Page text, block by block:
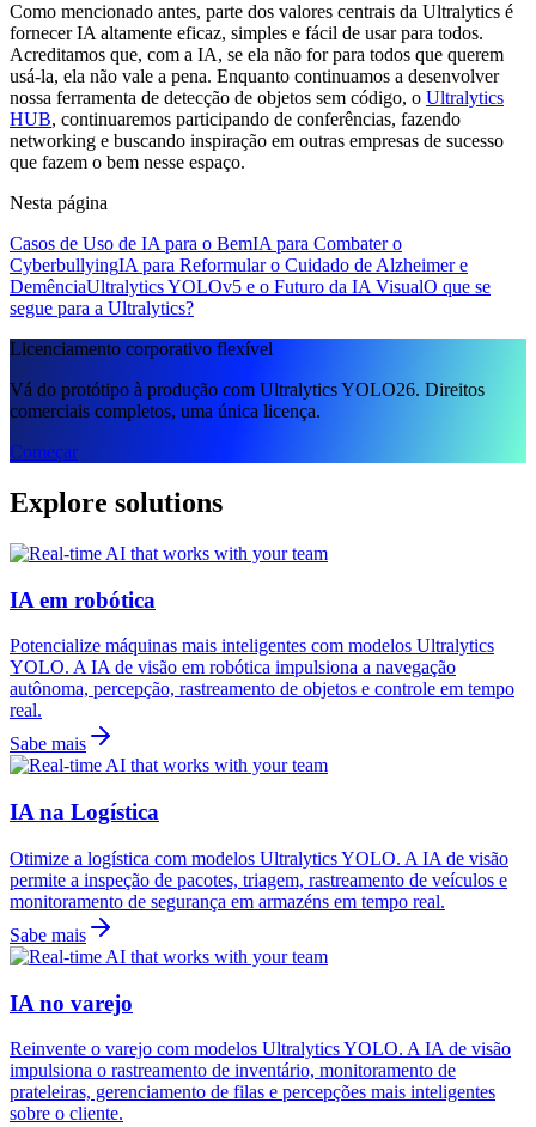
Como mencionado antes, parte dos valores centrais da Ultralytics é
fornecer IA altamente eficaz, simples e fácil de usar para todos.
Acreditamos que, com a IA, se ela não for para todos que querem
usá-la, ela não vale a pena. Enquanto continuamos a desenvolver
nossa ferramenta de detecção de objetos sem código, o Ultralytics
HUB, continuaremos participando de conferências, fazendo
networking e buscando inspiração em outras empresas de sucesso
que fazem o bem nesse espaço.
Nesta página
Casos de Uso de IA para o BemIA para Combater o
CyberbullyingIA para Reformular o Cuidado de Alzheimer e
DemênciaUltralytics YOLOv5 e o Futuro da IA VisualO que se
segue para a Ultralytics?
Licenciamento corporativo flexível
Vá do protótipo à produção com Ultralytics YOLO26. Direitos
comerciais completos, uma única licença.
Começar
Explore solutions
IA em robótica
Potencialize máquinas mais inteligentes com modelos Ultralytics
YOLO. A IA de visão em robótica impulsiona a navegação
autônoma, percepção, rastreamento de objetos e controle em tempo
real.
Sabe mais
IA na Logística
Otimize a logística com modelos Ultralytics YOLO. A IA de visão
permite a inspeção de pacotes, triagem, rastreamento de veículos e
monitoramento de segurança em armazéns em tempo real.
Sabe mais
IA no varejo
Reinvente o varejo com modelos Ultralytics YOLO. A IA de visão
impulsiona o rastreamento de inventário, monitoramento de
prateleiras, gerenciamento de filas e percepções mais inteligentes
sobre o cliente.